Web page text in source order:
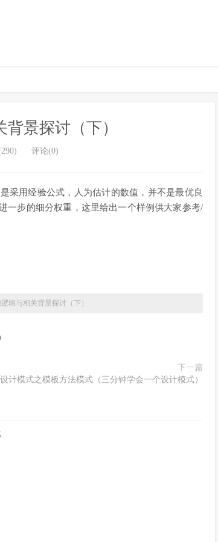
景探讨（下）
评论(0)
采用经验公式，人为估计的数值，并不是最优良
一步的细分权重，这里给出一个样例供大家参考/
辑与相关背景探讨（下）
下一篇
设计模式之模板方法模式（三分钟学会一个设计模式）